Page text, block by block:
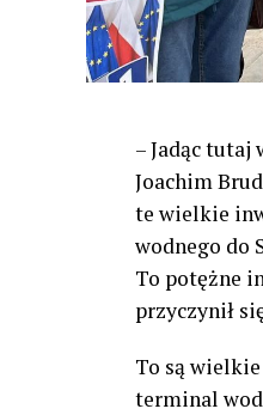
– Jadąc tutaj
Joachim
te wielkie
wodnego do
To potężne
przyczynił
To są
terminal